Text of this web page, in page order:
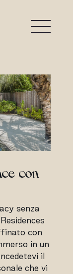
con
senza
con
in un
il
che vi